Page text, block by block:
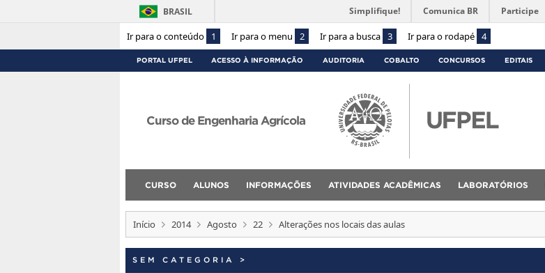
Ir para o conteúdo 1 Ir para o menu 2 Ir para a busca 3 Ir para o rodapé 4
BRASIL Simplifique! Comunica BR Participe
PORTAL UFPEL ACESSO À INFORMAÇÃO AUDITORIA COBALTO CONCURSOS EDITAIS
Curso de Engenharia Agrícola
CURSO ALUNOS INFORMAÇÕES ATIVIDADES ACADÊMICAS LABORATÓRIOS
Início 2014 Agosto 22 Alterações nos locais das aulas
SEM CATEGORIA >